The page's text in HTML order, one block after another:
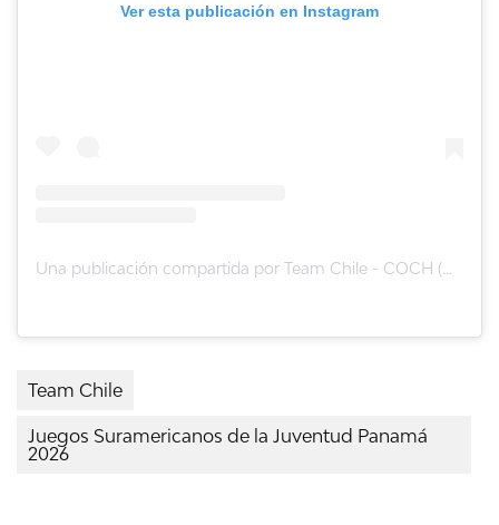
Ver esta publicación en Instagram
Team Chile
Juegos Suramericanos de la Juventud Panamá
2026